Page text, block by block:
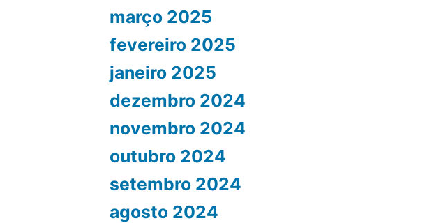
março 2025
fevereiro 2025
janeiro 2025
dezembro 2024
novembro 2024
outubro 2024
setembro 2024
agosto 2024